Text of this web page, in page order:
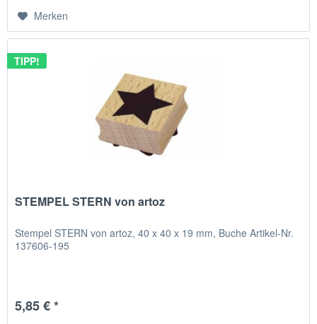
Merken
TIPP!
STEMPEL STERN von artoz
Stempel STERN von artoz, 40 x 40 x 19 mm, Buche Artikel-Nr.
137606-195
5,85 € *